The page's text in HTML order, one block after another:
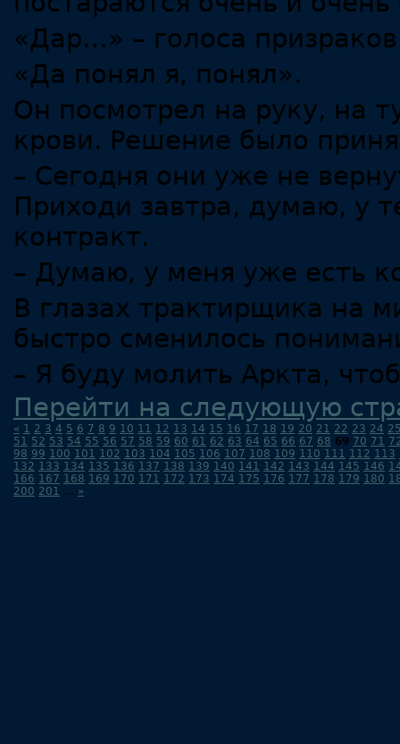
«Дар…» – голоса
«Да понял я, понял».
Он посмотрел на руку, на
крови. Решение было
– Сегодня они уже не
Приходи завтра, думаю, у
контракт.
– Думаю, у меня уже есть
В глазах трактирщика на
быстро сменилось
– Я буду молить Аркта,
Перейти на следующую
« 1 2 3 4 5 6 7 8 9 10 11 12 13 14 15 16 17 18 19 20 21 22 23 24
51 52 53 54 55 56 57 58 59 60 61 62 63 64 65 66 67 68 69 70 71
98 99 100 101 102 103 104 105 106 107 108 109 110 111 112 113
132 133 134 135 136 137 138 139 140 141 142 143 144 145 146
166 167 168 169 170 171 172 173 174 175 176 177 178 179 180
200 201 ... »